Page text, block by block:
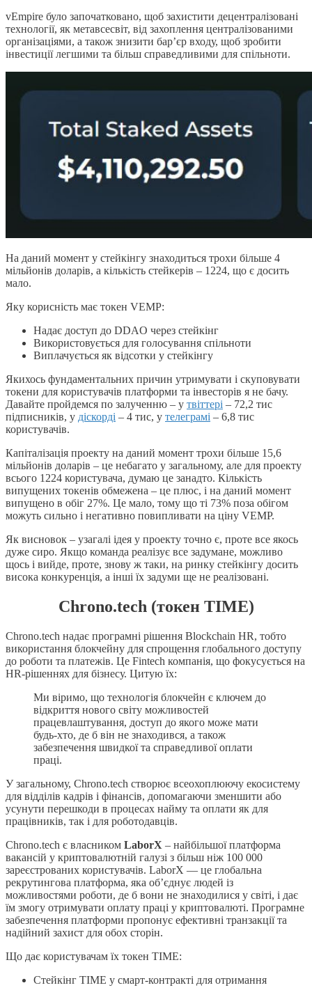
vEmpire було започатковано, щоб захистити децентралізовані
технології, як метавсесвіт, від захоплення централізованими
організаціями, а також знизити бар’єр входу, щоб зробити
інвестиції легшими та більш справедливими для спільноти.
На даний момент у стейкінгу знаходиться трохи більше 4
мільйонів доларів, а кількість стейкерів – 1224, що є досить
мало.
Яку корисність має токен VEMP:
Надає доступ до DDAO через стейкінг
Використовується для голосування спільноти
Виплачується як відсотки у стейкінгу
Якихось фундаментальних причин утримувати і скуповувати
токени для користувачів платформи та інвесторів я не бачу.
Давайте пройдемся по залученню – у твіттері – 72,2 тис
підписників, у діскорді – 4 тис, у телеграмі – 6,8 тис
користувачів.
Капіталізація проекту на даний момент трохи більше 15,6
мільйонів доларів – це небагато у загальному, але для проекту
всього 1224 користувача, думаю це занадто. Кількість
випущених токенів обмежена – це плюс, і на даний момент
випущено в обіг 27%. Це мало, тому що ті 73% поза обігом
можуть сильно і негативно повипливати на ціну VEMP.
Як висновок – узагалі ідея у проекту точно є, проте все якось
дуже сиро. Якщо команда реалізує все задумане, можливо
щось і вийде, проте, знову ж таки, на ринку стейкінгу досить
висока конкуренція, а інші їх задуми ще не реалізовані.
Chrono.tech (токен TIME)
Chrono.tech надає програмні рішення Blockchain HR, тобто
використання блокчейну для спрощення глобального доступу
до роботи та платежів. Це Fintech компанія, що фокусується на
HR-рішеннях для бізнесу. Цитую їх:
Ми віримо, що технологія блокчейн є ключем до
відкриття нового світу можливостей
працевлаштування, доступ до якого може мати
будь-хто, де б він не знаходився, а також
забезпечення швидкої та справедливої оплати
праці.
У загальному, Chrono.tech створює всеохоплюючу екосистему
для відділів кадрів і фінансів, допомагаючи зменшити або
усунути перешкоди в процесах найму та оплати як для
працівників, так і для роботодавців.
Chrono.tech є власником LaborX – найбільшої платформа
вакансій у криптовалютній галузі з більш ніж 100 000
зареєстрованих користувачів. LaborX — це глобальна
рекрутингова платформа, яка об’єднує людей із
можливостями роботи, де б вони не знаходилися у світі, і дає
їм змогу отримувати оплату праці у криптовалюті. Програмне
забезпечення платформи пропонує ефективні транзакції та
надійний захист для обох сторін.
Що дає користувачам їх токен TIME:
Стейкінг TIME у смарт-контракті для отримання